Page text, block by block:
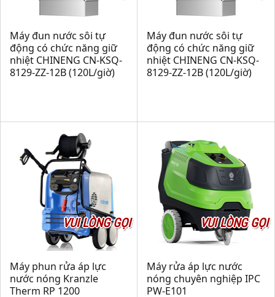
Máy đun nước sôi tự
động có chức năng giữ
nhiệt CHINENG CN-KSQ-
8129-ZZ-12B (120L/giờ)
Máy đun nước sôi tự
động có chức năng giữ
nhiệt CHINENG CN-KSQ-
8129-ZZ-12B (120L/giờ)
VUI LÒNG GỌI
Máy phun rửa áp lực
nước nóng Kranzle
Therm RP 1200
VUI LÒNG GỌI
Máy rửa áp lực nước
nóng chuyên nghiệp IPC
PW-E101